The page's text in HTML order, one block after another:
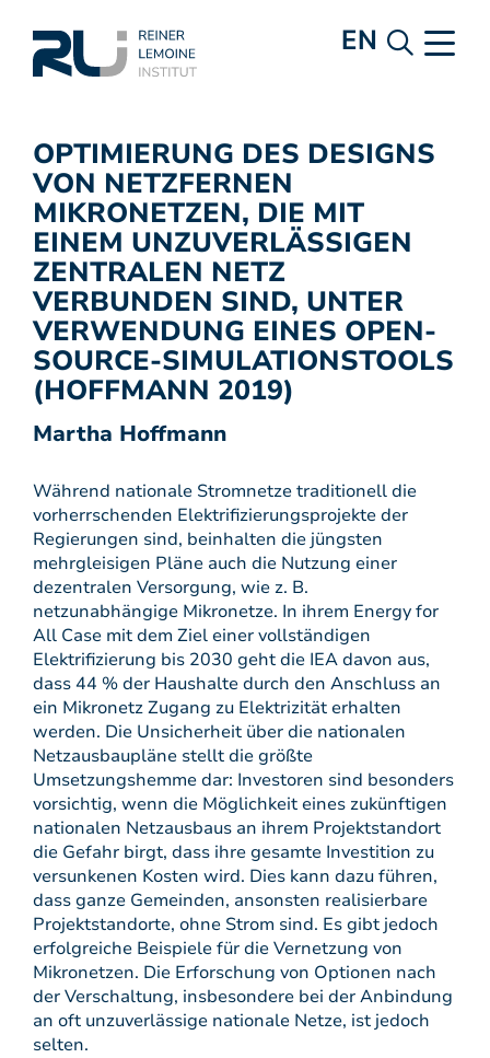
EN
OPTIMIERUNG DES DESIGNS
VON NETZFERNEN
MIKRONETZEN, DIE MIT
EINEM UNZUVERLÄSSIGEN
ZENTRALEN NETZ
VERBUNDEN SIND, UNTER
VERWENDUNG EINES OPEN-
SOURCE-SIMULATIONSTOOLS
(HOFFMANN 2019)
Martha Hoffmann
Während nationale Stromnetze traditionell die
vorherrschenden Elektrifizierungsprojekte der
Regierungen sind, beinhalten die jüngsten
mehrgleisigen Pläne auch die Nutzung einer
dezentralen Versorgung, wie z. B.
netzunabhängige Mikronetze. In ihrem Energy for
All Case mit dem Ziel einer vollständigen
Elektrifizierung bis 2030 geht die IEA davon aus,
dass 44 % der Haushalte durch den Anschluss an
ein Mikronetz Zugang zu Elektrizität erhalten
werden. Die Unsicherheit über die nationalen
Netzausbaupläne stellt die größte
Umsetzungshemme dar: Investoren sind besonders
vorsichtig, wenn die Möglichkeit eines zukünftigen
nationalen Netzausbaus an ihrem Projektstandort
die Gefahr birgt, dass ihre gesamte Investition zu
versunkenen Kosten wird. Dies kann dazu führen,
dass ganze Gemeinden, ansonsten realisierbare
Projektstandorte, ohne Strom sind. Es gibt jedoch
erfolgreiche Beispiele für die Vernetzung von
Mikronetzen. Die Erforschung von Optionen nach
der Verschaltung, insbesondere bei der Anbindung
an oft unzuverlässige nationale Netze, ist jedoch
selten.